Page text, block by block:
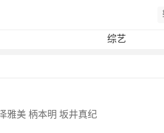
综艺
雅美 柄本明 坂井真纪